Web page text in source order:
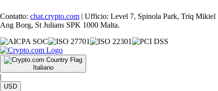
Contatto: chat.crypto.com | Ufficio: Level 7, Spinola Park, Triq Mikiel
Ang Borg, St Julians SPK 1000 Malta.
Italiano
|
USD